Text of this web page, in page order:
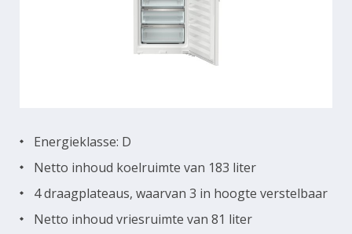
Energieklasse: D
Netto inhoud koelruimte van 183 liter
4 draagplateaus, waarvan 3 in hoogte verstelbaar
Netto inhoud vriesruimte van 81 liter